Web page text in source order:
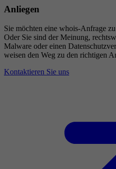
Anliegen
Sie möchten eine whois-Anfrage
Oder Sie sind der Meinung,
Malware oder einen
weisen den Weg zu den richtigen
Kontaktieren Sie uns